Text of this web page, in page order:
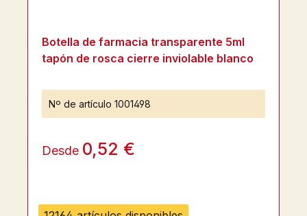
Botella de farmacia transparente 5ml
tapón de rosca cierre inviolable blanco
Nº de artículo 1001498
Desde 0,52 €